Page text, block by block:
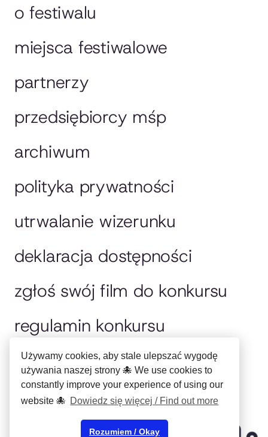
Używamy cookies, aby stale ulepszać wygodę
używania naszej strony 🐙 We use cookies to
constantly improve your experience of using our
website 🐙 Dowiedz się więcej / Find out more
Rozumiem / Okay
o festiwalu
miejsca festiwalowe
partnerzy
przedsiębiorcy mśp
archiwum
polityka prywatności
utrwalanie wizerunku
deklaracja dostępności
zgłoś swój film do konkursu
regulamin konkursu
jury
english please
Copyright © Miejskie